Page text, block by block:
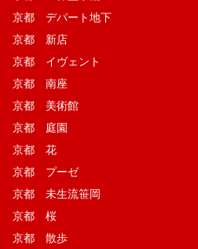
京都 デパート地下
京都 新店
京都 イヴェント
京都 南座
京都 美術館
京都 庭園
京都 花
京都 プーゼ
京都 未生流笹岡
京都 桜
京都 散歩